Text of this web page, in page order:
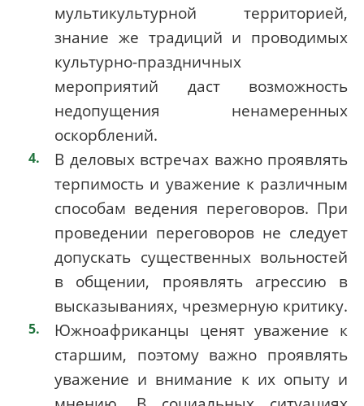
мультикультурной территорией,
знание же традиций и проводимых
культурно-праздничных
мероприятий даст возможность
недопущения ненамеренных
оскорблений.
В деловых встречах важно проявлять
терпимость и уважение к различным
способам ведения переговоров. При
проведении переговоров не следует
допускать существенных вольностей
в общении, проявлять агрессию в
высказываниях, чрезмерную критику.
Южноафриканцы ценят уважение к
старшим, поэтому важно проявлять
уважение и внимание к их опыту и